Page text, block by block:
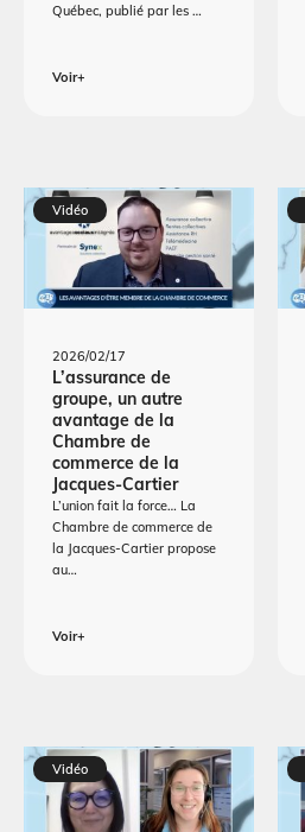
Québec, publié par les …
Voir+
Vidéo
2026/02/17
L’assurance de
groupe, un autre
avantage de la
Chambre de
commerce de la
Jacques-Cartier
L’union fait la force… La
Chambre de commerce de
la Jacques-Cartier propose
au…
Voir+
Vidéo